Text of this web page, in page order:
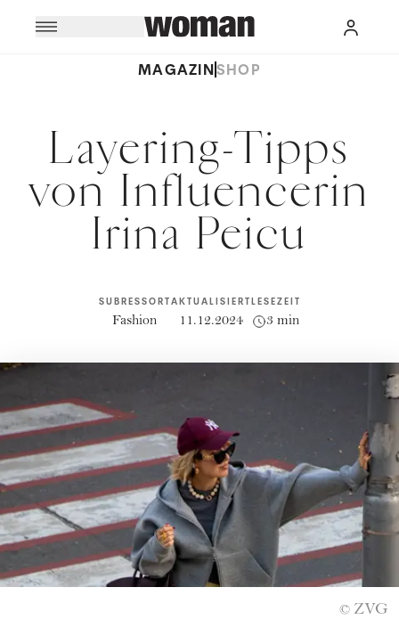
MAGAZINSHOP
Layering-Tipps
von Influencerin
Irina Peicu
SUBRESSORT
Fashion
AKTUALISIERT
11.12.2024
LESEZEIT
3 min
© ZVG